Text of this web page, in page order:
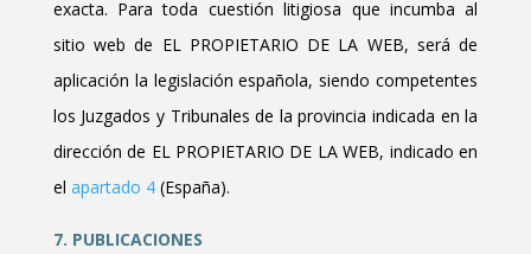
exacta. Para toda cuestión litigiosa que incumba al
sitio web de EL PROPIETARIO DE LA WEB, será de
aplicación la legislación española, siendo competentes
los Juzgados y Tribunales de la provincia indicada en la
dirección de EL PROPIETARIO DE LA WEB, indicado en
el apartado 4(España).
7. PUBLICACIONES